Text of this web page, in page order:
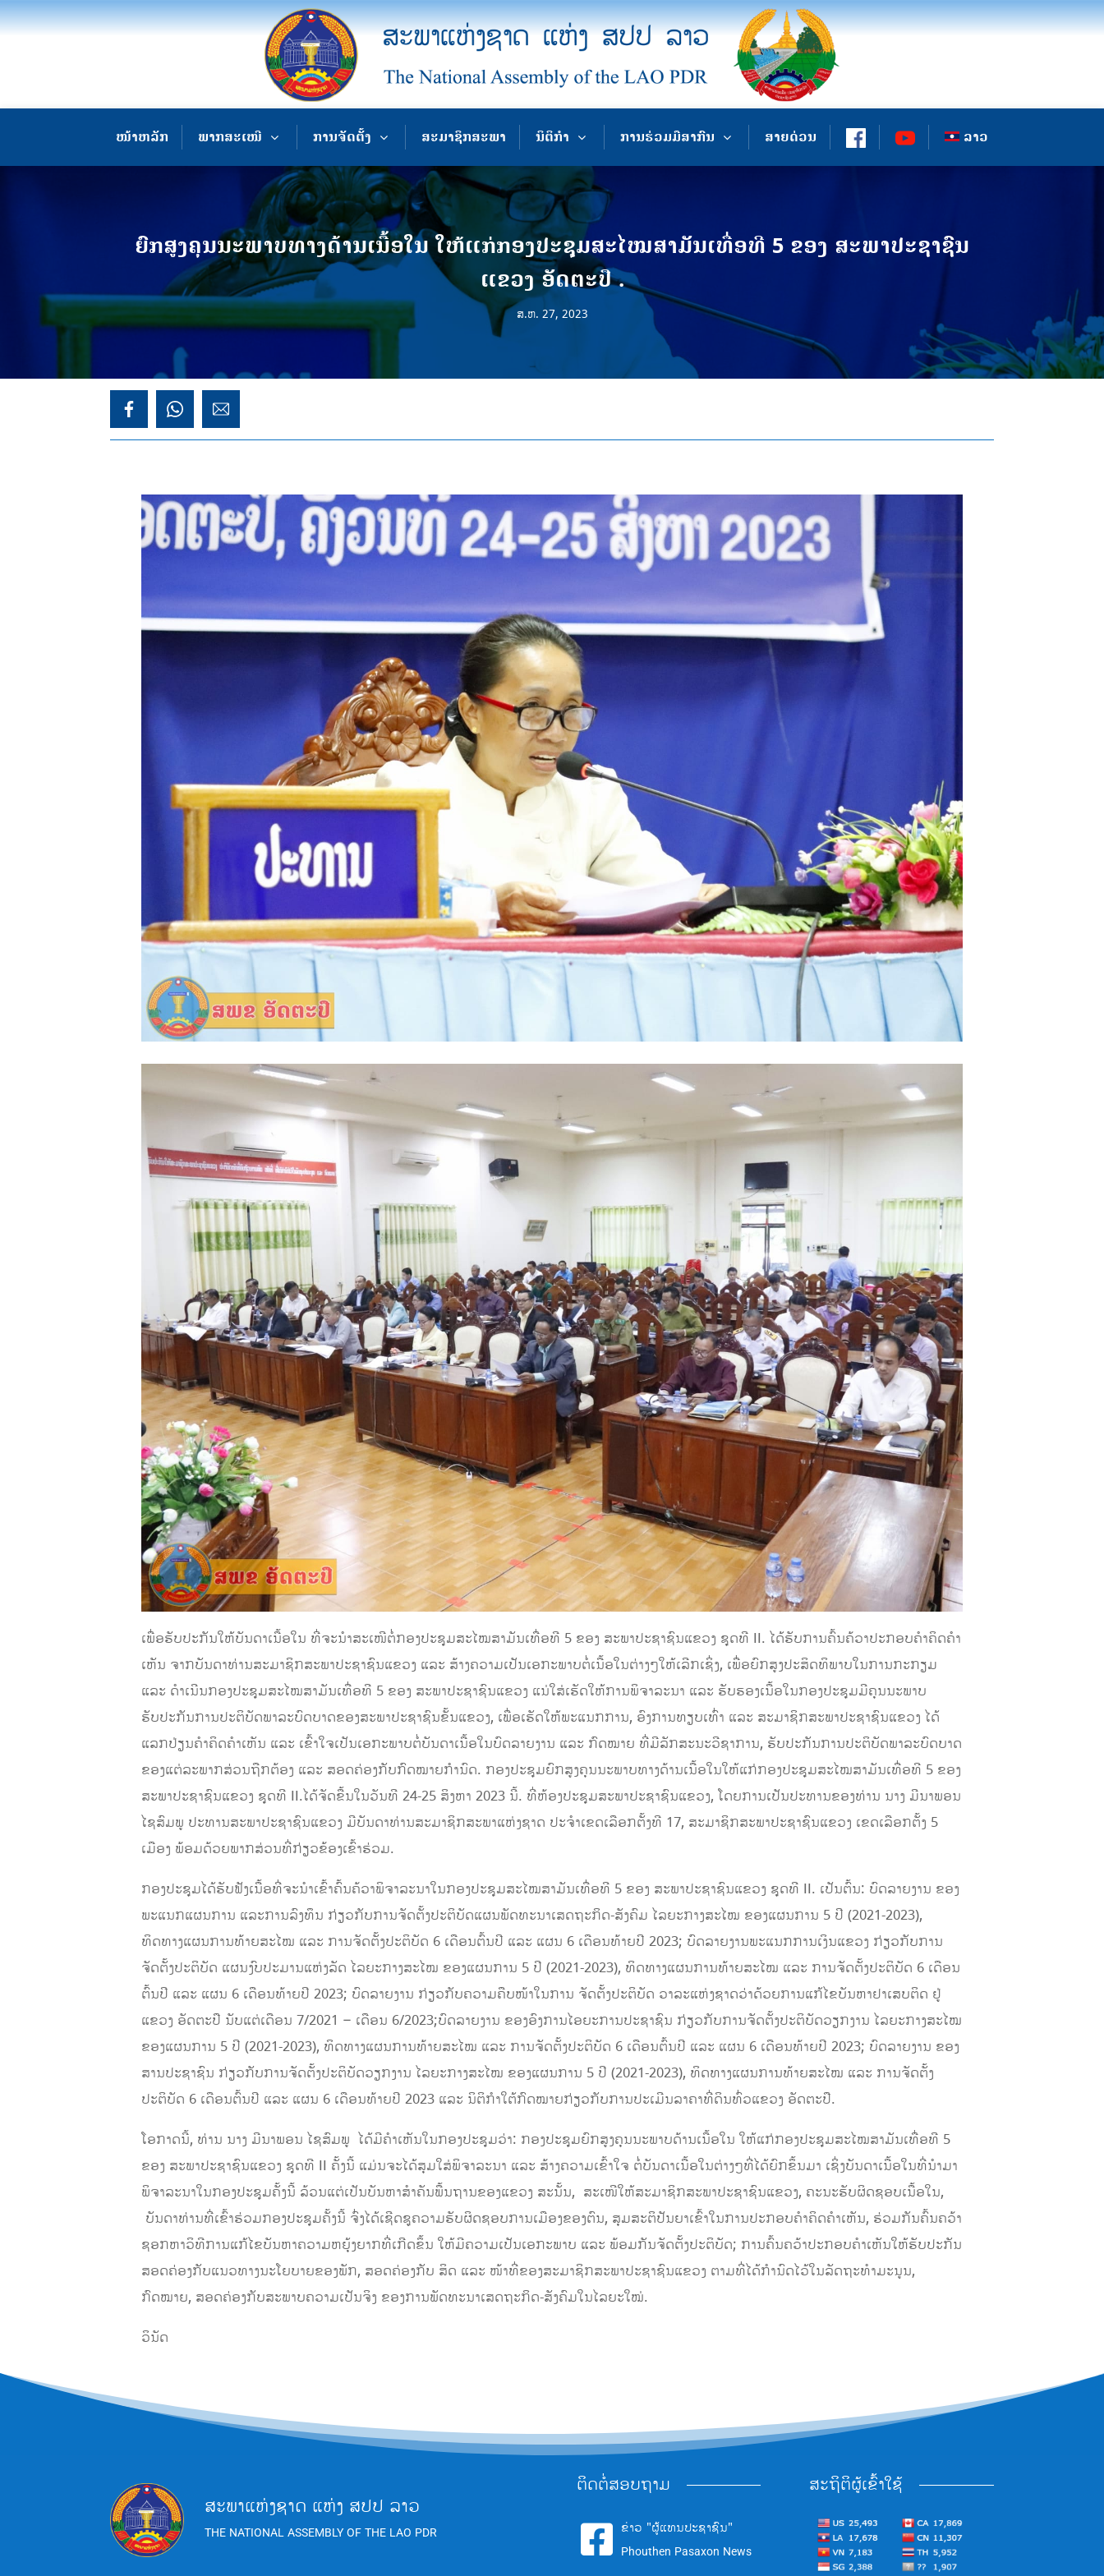
ໜ້າຫລັກ ພາກສະເໜີ ການຈັດຕັ້ງ ສະມາຊິກສະພາ ນິຕິກຳ ການຮ່ວມມືສາກົນ ສາຍດ່ວນ ລາວ
ຍົກສູງຄຸນນະພາບທາງດ້ານເນື້ອໃນ ໃຫ້ແກ່ກອງປະຊຸມສະໄໝສາມັນເທື່ອທີ 5 ຂອງ ສະພາປະຊາຊົນ
ແຂວງ ອັດຕະປື .
ສ.ຫ. 27, 2023
ເພື່ອຮັບປະກັນໃຫ້ບັນດາເນື້ອໃນ ທີ່ຈະນໍາສະເໜີຕໍ່ກອງປະຊຸມສະໄໝສາມັນເທື່ອທີ 5 ຂອງ ສະພາປະຊາຊົນແຂວງ ຊຸດທີ II. ໄດ້ຮັບການຄົ້ນຄ້ວາປະກອບຄໍາຄິດຄໍາ
ເຫັນ ຈາກບັນດາທ່ານສະມາຊິກສະພາປະຊາຊົນແຂວງ ແລະ ສ້າງຄວາມເປັນເອກະພາບຕໍ່ເນື້ອໃນຕ່າງໆໃຫ້ເລີກເຊິ່ງ, ເພື່ອຍົກສູງປະສິດທິພາບໃນການກະກຽມ
ແລະ ດໍາເນີນກອງປະຊຸມສະໄໝສາມັນເທື່ອທີ 5 ຂອງ ສະພາປະຊາຊົນແຂວງ ແນ່ໃສ່ເຮັດໃຫ້ການພິຈາລະນາ ແລະ ຮັບຮອງເນື້ອໃນກອງປະຊຸມມີຄຸນນະພາບ
ຮັບປະກັນການປະຕິບັດພາລະບົດບາດຂອງສະພາປະຊາຊົນຂັ້ນແຂວງ, ເພື່ອເຮັດໃຫ້ພະແນກການ, ອົງການທຽບເທົ່າ ແລະ ສະມາຊິກສະພາປະຊາຊົນແຂວງ ໄດ້
ແລກປ່ຽນຄໍາຄິດຄໍາເຫັນ ແລະ ເຂົ້າໃຈເປັນເອກະພາບຕໍ່ບັນດາເນື້ອໃນບົດລາຍງານ ແລະ ກົດໝາຍ ທີ່ມີລັກສະນະວີຊາການ, ຮັບປະກັນການປະຕິບັດພາລະບົດບາດ
ຂອງແຕ່ລະພາກສ່ວນຖືກຕ້ອງ ແລະ ສອດຄ່ອງກັບກົດໝາຍກໍານົດ. ກອງປະຊຸມຍົກສູງຄຸນນະພາບທາງດ້ານເນື້ອໃນໃຫ້ແກ່ກອງປະຊຸມສະໄໝສາມັນເທື່ອທີ 5 ຂອງ
ສະພາປະຊາຊົນແຂວງ ຊຸດທີ II.ໄດ້ຈັດຂື້ນໃນວັນທີ 24-25 ສິງຫາ 2023 ນີ້. ທີ່ຫ້ອງປະຊຸມສະພາປະຊາຊົນແຂວງ, ໂດຍການເປັນປະທານຂອງທ່ານ ນາງ ມີນາພອນ
ໄຊສົມພູ ປະທານສະພາປະຊາຊົນແຂວງ ມີບັນດາທ່ານສະມາຊິກສະພາແຫ່ງຊາດ ປະຈໍາເຂດເລືອກຕັ້ງທີ 17, ສະມາຊິກສະພາປະຊາຊົນແຂວງ ເຂດເລືອກຕັ້ງ 5
ເມືອງ ພ້ອມດ້ວຍພາກສ່ວນທີ່ກ່ຽວຂ້ອງເຂົ້າຮ່ວມ.
ກອງປະຊຸມໄດ້ຮັບຟັງເນື້ອທີ່ຈະນໍາເຂົ້າຄົ້ນຄ້ວາພິຈາລະນາໃນກອງປະຊຸມສະໄໝສາມັນເທື່ອທີ 5 ຂອງ ສະພາປະຊາຊົນແຂວງ ຊຸດທີ II. ເປັນຕົ້ນ: ບົດລາຍງານ ຂອງ
ພະແນກແຜນການ ແລະການລົງທຶນ ກ່ຽວກັບການຈັດຕັ້ງປະຕິບັດແຜນພັດທະນາເສດຖະກິດ-ສັງຄົມ ໄລຍະກາງສະໄໝ ຂອງແຜນການ 5 ປີ (2021-2023),
ທິດທາງແຜນການທ້າຍສະໄໝ ແລະ ການຈັດຕັ້ງປະຕິບັດ 6 ເດືອນຕົ້ນປີ ແລະ ແຜນ 6 ເດືອນທ້າຍປີ 2023; ບົດລາຍງານພະແນກການເງິນແຂວງ ກ່ຽວກັບການ
ຈັດຕັ້ງປະຕິບັດ ແຜນງົບປະມານແຫ່ງລັດ ໄລຍະກາງສະໄໝ ຂອງແຜນການ 5 ປີ (2021-2023), ທິດທາງແຜນການທ້າຍສະໄໝ ແລະ ການຈັດຕັ້ງປະຕິບັດ 6 ເດືອນ
ຕົ້ນປີ ແລະ ແຜນ 6 ເດືອນທ້າຍປີ 2023; ບົດລາຍງານ ກ່ຽວກັບຄວາມຄືບໜ້າໃນການ ຈັດຕັ້ງປະຕິບັດ ວາລະແຫ່ງຊາດວ່າດ້ວຍການແກ້ໄຂບັນຫາຢາເສບຕິດ ຢູ່
ແຂວງ ອັດຕະປື ນັບແຕ່ເດືອນ 7/2021 – ເດືອນ 6/2023;ບົດລາຍງານ ຂອງອົງການໄອຍະການປະຊາຊົນ ກ່ຽວກັບການຈັດຕັ້ງປະຕິບັດວຽກງານ ໄລຍະກາງສະໄໝ
ຂອງແຜນການ 5 ປີ (2021-2023), ທິດທາງແຜນການທ້າຍສະໄໝ ແລະ ການຈັດຕັ້ງປະຕິບັດ 6 ເດືອນຕົ້ນປີ ແລະ ແຜນ 6 ເດືອນທ້າຍປີ 2023; ບົດລາຍງານ ຂອງ
ສານປະຊາຊົນ ກ່ຽວກັບການຈັດຕັ້ງປະຕິບັດວຽກງານ ໄລຍະກາງສະໄໝ ຂອງແຜນການ 5 ປີ (2021-2023), ທິດທາງແຜນການທ້າຍສະໄໝ ແລະ ການຈັດຕັ້ງ
ປະຕິບັດ 6 ເດືອນຕົ້ນປີ ແລະ ແຜນ 6 ເດືອນທ້າຍປີ 2023 ແລະ ນິຕິກໍາໃຕ້ກົດໝາຍກ່ຽວກັບການປະເມີນລາຄາທີ່ດິນທົ່ວແຂວງ ອັດຕະປື.
ໂອກາດນີ້, ທ່ານ ນາງ ມີນາພອນ ໄຊສົມພູ ໄດ້ມີຄຳເຫັນໃນກອງປະຊຸມວ່າ: ກອງປະຊຸມຍົກສູງຄຸນນະພາບດ້ານເນື້ອໃນ ໃຫ້ແກ່ກອງປະຊຸມສະໄໝສາມັນເທື່ອທີ 5
ຂອງ ສະພາປະຊາຊົນແຂວງ ຊຸດທີ II ຄັ້ງນີ້ ແມ່ນຈະໄດ້ສຸມໃສ່ພິຈາລະນາ ແລະ ສ້າງຄວາມເຂົ້າໃຈ ຕໍ່ບັນດາເນື້ອໃນຕ່າງໆທີ່ໄດ້ຍົກຂຶ້ນມາ ເຊິ່ງບັນດາເນື້ອໃນທີ່ນໍາມາ
ພິຈາລະນາໃນກອງປະຊຸມຄັ້ງນີ້ ລ້ວນແຕ່ເປັນບັນຫາສໍາຄັນພື້ນຖານຂອງແຂວງ ສະນັ້ນ, ສະເໜີໃຫ້ສະມາຊິກສະພາປະຊາຊົນແຂວງ, ຄະນະຮັບຜິດຊອບເນື້ອໃນ,
ບັນດາທ່ານທີ່ເຂົ້າຮ່ວມກອງປະຊຸມຄັ້ງນີ້ ຈົ່ງໄດ້ເຊີດຊູຄວາມຮັບຜິດຊອບການເມືອງຂອງຕົນ, ສຸມສະຕິປັນຍາເຂົ້າໃນການປະກອບຄໍາຄິດຄໍາເຫັນ, ຮ່ວມກັນຄົ້ນຄວ້າ
ຊອກຫາວິທີການແກ້ໄຂບັນຫາຄວາມຫຍຸ້ງຍາກທີ່ເກີດຂຶ້ນ ໃຫ້ມີຄວາມເປັນເອກະພາບ ແລະ ພ້ອມກັນຈັດຕັ້ງປະຕິບັດ; ການຄົ້ນຄວ້າປະກອບຄໍາເຫັນໃຫ້ຮັບປະກັນ
ສອດຄ່ອງກັບແນວທາງນະໂຍບາຍຂອງພັກ, ສອດຄ່ອງກັບ ສິດ ແລະ ໜ້າທີ່ຂອງສະມາຊິກສະພາປະຊາຊົນແຂວງ ຕາມທີ່ໄດ້ກໍານົດໄວ້ໃນລັດຖະທໍາມະນູນ,
ກົດໝາຍ, ສອດຄ່ອງກັບສະພາບຄວາມເປັນຈິງ ຂອງການພັດທະນາເສດຖະກິດ-ສັງຄົມໃນໄລຍະໃໝ່.
ວິນັດ
ສະພາແຫ່ງຊາດ ແຫ່ງ ສປປ ລາວ
THE NATIONAL ASSEMBLY OF THE LAO PDR
ຕິດຕໍ່ສອບຖາມ
 ຂ່າວ "ຜູ້ແທນປະຊາຊົນ"
Phouthen Pasaxon News
ສະຖິຕິຜູ້ເຂົ້າໃຊ້